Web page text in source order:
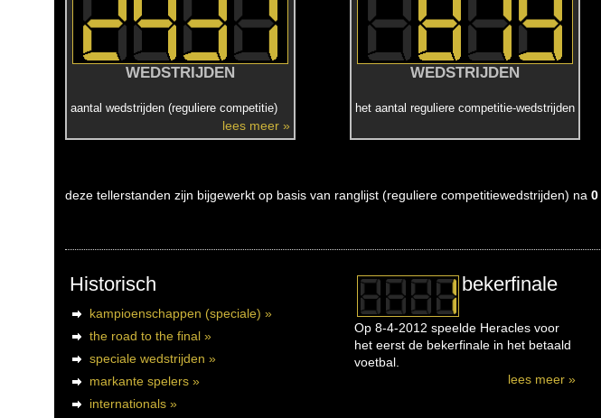
WEDSTRIJDEN
aantal wedstrijden (reguliere competitie)
lees meer »
WEDSTRIJDEN
het aantal reguliere competitie-wedstrijden
deze tellerstanden zijn bijgewerkt op basis van ranglijst (reguliere competitiewedstrijden) na 0
Historisch
kampioenschappen (speciale) »
the road to the final »
speciale wedstrijden »
markante spelers »
internationals »
bekerfinale
Op 8-4-2012 speelde Heracles voor
het eerst de bekerfinale in het betaald
voetbal.
lees meer »